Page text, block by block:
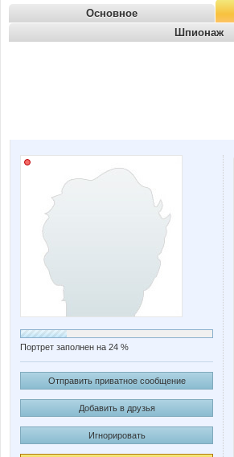
Основное
Шпионаж
Портрет заполнен на 24 %
Отправить приватное сообщение
Добавить в друзья
Игнорировать